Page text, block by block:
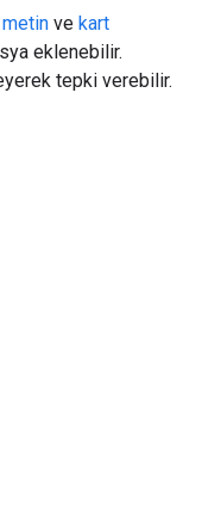
metin ve kart
eklenebilir.
tepki verebilir.